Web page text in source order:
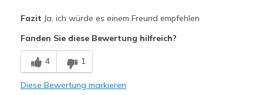
Breathe Well
Comfortable
Fazit Ja, ich würde es einem Freund empfehlen
Fanden Sie diese Bewertung hilfreich?
4 1
Diese Bewertung markieren